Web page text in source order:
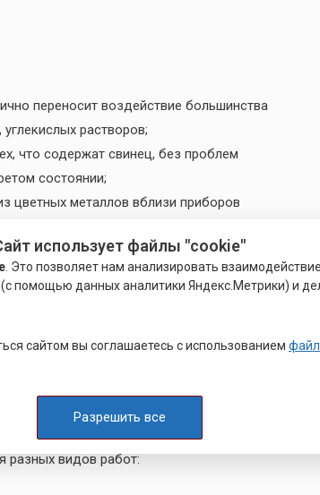
переносит воздействие большинства
растворов;
что содержат свинец, без проблем
состоянии;
цветных металлов вблизи приборов
из латуни приобретают
и прочности. Свинец снижает
и оперативная
разных видов работ:
использует файлы "cookie"
. Это позволяет нам анализировать взаимодействие
(с помощью данных аналитики Яндекс.Метрики) и
сайтом вы соглашаетесь с использованием
Разрешить все